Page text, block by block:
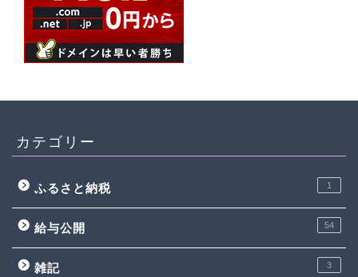
カテゴリー
ふるさと納税 1
給与公開 54
雑記 3